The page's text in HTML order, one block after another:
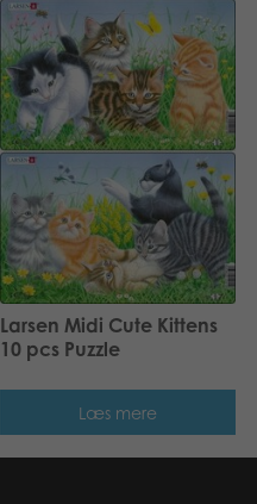
Larsen Midi Cute Kittens
10 pcs Puzzle
Læs mere